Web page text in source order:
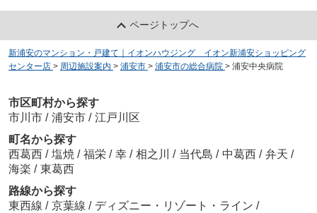
ページトップへ
新浦安のマンション・戸建て｜イオンハウジング イオン新浦安ショッピング
センター店 > 周辺施設案内 > 浦安市 > 浦安市の総合病院 > 浦安中央病院
市区町村から探す
市川市 / 浦安市 / 江戸川区
町名から探す
西葛西 / 塩焼 / 福栄 / 幸 / 相之川 / 当代島 / 中葛西 / 弁天 /
海楽 / 東葛西
路線から探す
東西線 / 京葉線 / ディズニー・リゾート・ライン /